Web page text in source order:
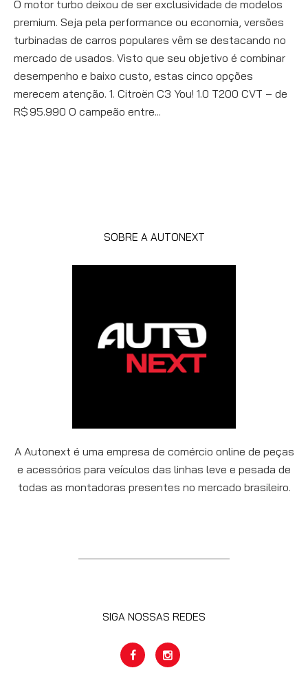
O motor turbo deixou de ser exclusividade de modelos
premium. Seja pela performance ou economia, versões
turbinadas de carros populares vêm se destacando no
mercado de usados. Visto que seu objetivo é combinar
desempenho e baixo custo, estas cinco opções
merecem atenção. 1. Citroën C3 You! 1.0 T200 CVT – de
R$ 95.990 O campeão entre...
SOBRE A AUTONEXT
A Autonext é uma empresa de comércio online de peças
e acessórios para veículos das linhas leve e pesada de
todas as montadoras presentes no mercado brasileiro.
SIGA NOSSAS REDES